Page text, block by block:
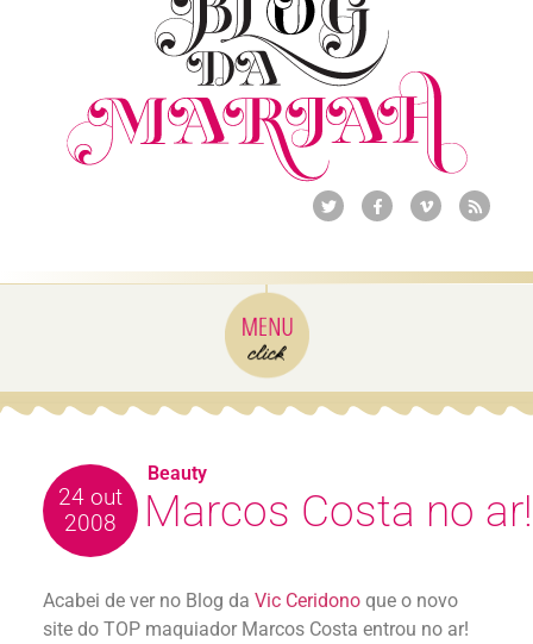
24 out
2008
Marcos Costa no ar!
Acabei de ver no Blog da Vic Ceridono que o novo
site do TOP maquiador Marcos Costa entrou no ar!
Beauty